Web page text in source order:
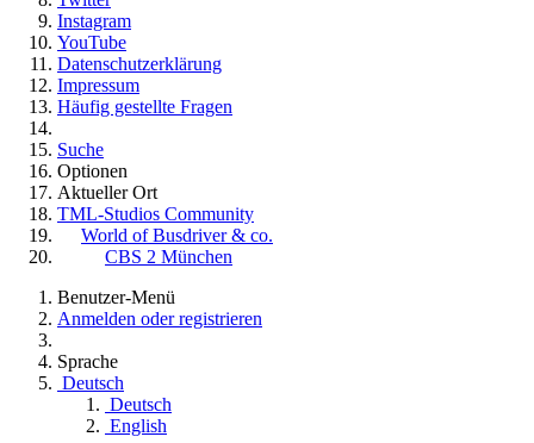
Instagram
YouTube
Datenschutzerklärung
Impressum
Häufig gestellte Fragen
Suche
Optionen
Aktueller Ort
TML-Studios Community
World of Busdriver & co.
CBS 2 München
Benutzer-Menü
Anmelden oder registrieren
Sprache
Deutsch
Deutsch
English